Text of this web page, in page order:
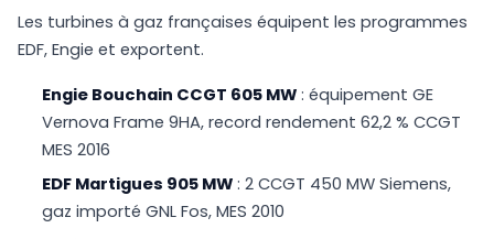
Les turbines à gaz françaises équipent les programmes
EDF, Engie et exportent.
Engie Bouchain CCGT 605 MW : équipement GE
Vernova Frame 9HA, record rendement 62,2 % CCGT
MES 2016
EDF Martigues 905 MW : 2 CCGT 450 MW Siemens,
gaz importé GNL Fos, MES 2010